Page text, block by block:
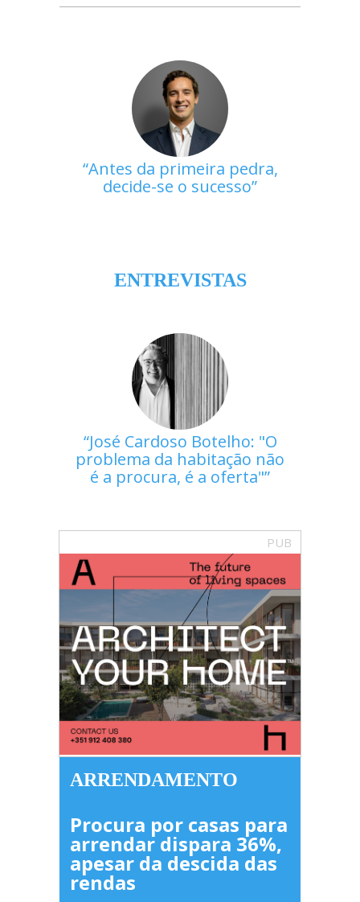
Antes da primeira pedra,
decide-se o sucesso
ENTREVISTAS
José Cardoso Botelho: "O
problema da habitação não
é a procura, é a oferta"
PUB
ARRENDAMENTO
Procura por casas para
arrendar dispara 36%,
apesar da descida das
rendas